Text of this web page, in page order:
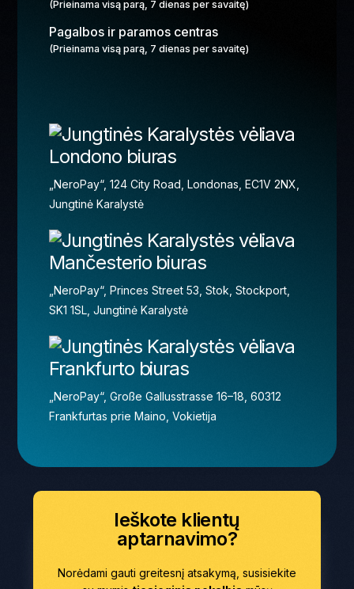
(Prieinama visą parą, 7 dienas per savaitę)
Pagalbos ir paramos centras
(Prieinama visą parą, 7 dienas per savaitę)
Londono biuras
„NeroPay“, 124 City Road, Londonas, EC1V 2NX,
Jungtinė Karalystė
Mančesterio biuras
„NeroPay“, Princes Street 53, Stok, Stockport,
SK1 1SL, Jungtinė Karalystė
Frankfurto biuras
„NeroPay“, Große Gallusstrasse 16–18, 60312
Frankfurtas prie Maino, Vokietija
Ieškote klientų
aptarnavimo?
Norėdami gauti greitesnį atsakymą, susisiekite